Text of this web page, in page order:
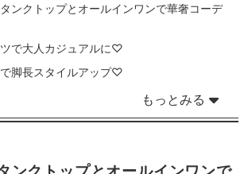
ンクトップとオールインワンで華奢コーデ
で大人カジュアルに♡
脚長スタイルアップ♡
もっとみる